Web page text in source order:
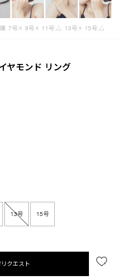
7号:☓ 9号:☓ 11号:△ 13号:☓ 15号:△
ヤモンド リング
13号 15号
クエスト